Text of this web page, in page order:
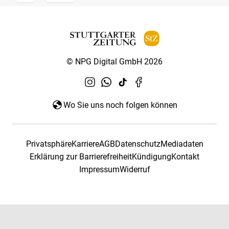
© NPG Digital GmbH 2026
Wo Sie uns noch folgen können
PrivatsphäreKarriereAGBDatenschutzMediadaten
Erklärung zur BarrierefreiheitKündigungKontakt
ImpressumWiderruf